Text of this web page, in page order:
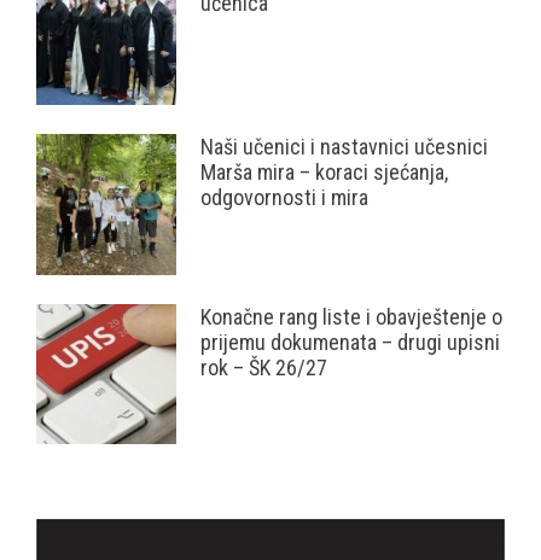
Naši učenici i nastavnici učesnici
Marša mira – koraci sjećanja,
odgovornosti i mira
Konačne rang liste i obavještenje o
prijemu dokumenata – drugi upisni
rok – ŠK 26/27